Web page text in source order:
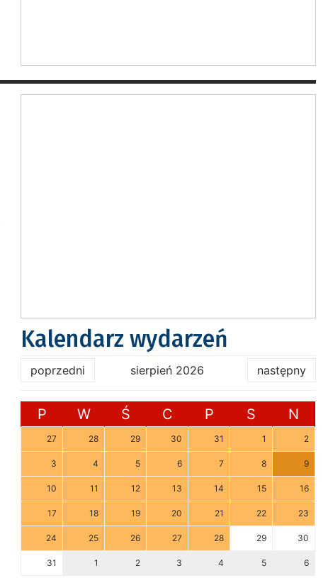
Kalendarz wydarzeń
poprzedni sierpień 2026 następny
P W Ś C P S N
27 28 29 30 31 1 2
3 4 5 6 7 8 9
10 11 12 13 14 15 16
17 18 19 20 21 22 23
24 25 26 27 28 29 30
31 1 2 3 4 5 6